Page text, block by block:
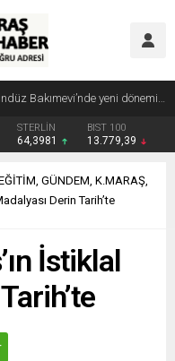
Madrigal Coşkusu
STERLİN
64,3981
BIST 100
13.779,39
, GÜNDEM, K.MARAŞ,
Derin Tarih’te
İstiklal